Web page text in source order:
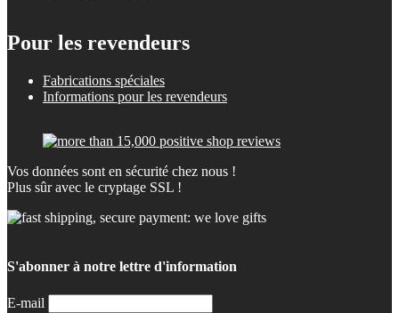
Pour les revendeurs
Fabrications spéciales
Informations pour les revendeurs
Vos données sont en sécurité chez nous !
Plus sûr avec le cryptage SSL !
S'abonner à notre lettre d'information
E-mail